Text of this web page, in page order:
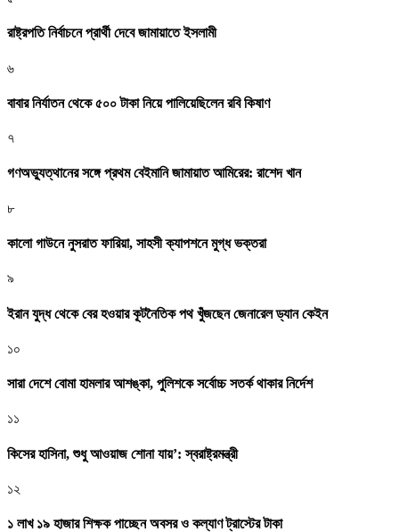
রাষ্ট্রপতি নির্বাচনে প্রার্থী দেবে জামায়াতে ইসলামী
৬
বাবার নির্যাতন থেকে ৫০০ টাকা নিয়ে পালিয়েছিলেন রবি কিষাণ
৭
গণঅভ্যুত্থানের সঙ্গে প্রথম বেইমানি জামায়াত আমিরের: রাশেদ খান
৮
কালো গাউনে নুসরাত ফারিয়া, সাহসী ক্যাপশনে মুগ্ধ ভক্তরা
৯
ইরান যুদ্ধ থেকে বের হওয়ার কূটনৈতিক পথ খুঁজছেন জেনারেল ড্যান কেইন
১০
সারা দেশে বোমা হামলার আশঙ্কা, পুলিশকে সর্বোচ্চ সতর্ক থাকার নির্দেশ
১১
কিসের হাসিনা, শুধু আওয়াজ শোনা যায়’: স্বরাষ্ট্রমন্ত্রী
১২
১ লাখ ১৯ হাজার শিক্ষক পাচ্ছেন অবসর ও কল্যাণ ট্রাস্টের টাকা